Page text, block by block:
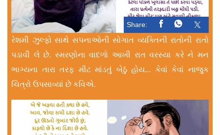
Share:
રેશમી ઝુલ્ફો સાથે સપનાઓની સોગાત વ્યક્તિની રાતોની રાતો
પડાવી લે છે. સ્મરણોના વાદળો આખી રાત વરસ્યા કરે ને મન
ભાગ્યના તારા તરફ મીટ માંડતું બેઠું હોય... કેવાં કેવાં નાજુક
ચિત્રો ઉપસાવ્યાં છે કવિએ.